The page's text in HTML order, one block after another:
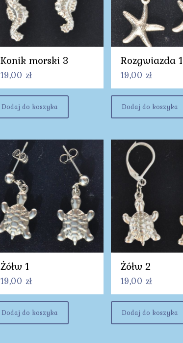
Konik morski 3
19,00 zł
Dodaj do koszyka
Rozgwiazda 1
19,00 zł
Dodaj do koszyka
Żółw 1
19,00 zł
Dodaj do koszyka
Żółw 2
19,00 zł
Dodaj do koszyka